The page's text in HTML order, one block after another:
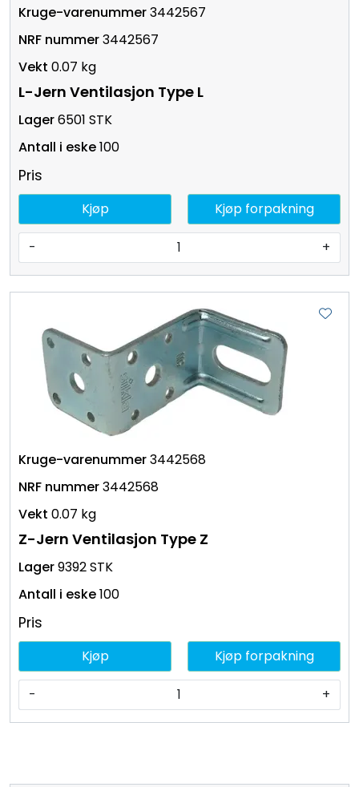
3442567
3442567
0.07 kg
L-Jern Ventilasjon Type L
6501 STK
100
Pris
- +
Kjøp Kjøp forpakning
3442568
3442568
0.07 kg
Z-Jern Ventilasjon Type Z
9392 STK
100
Pris
- +
Kjøp Kjøp forpakning